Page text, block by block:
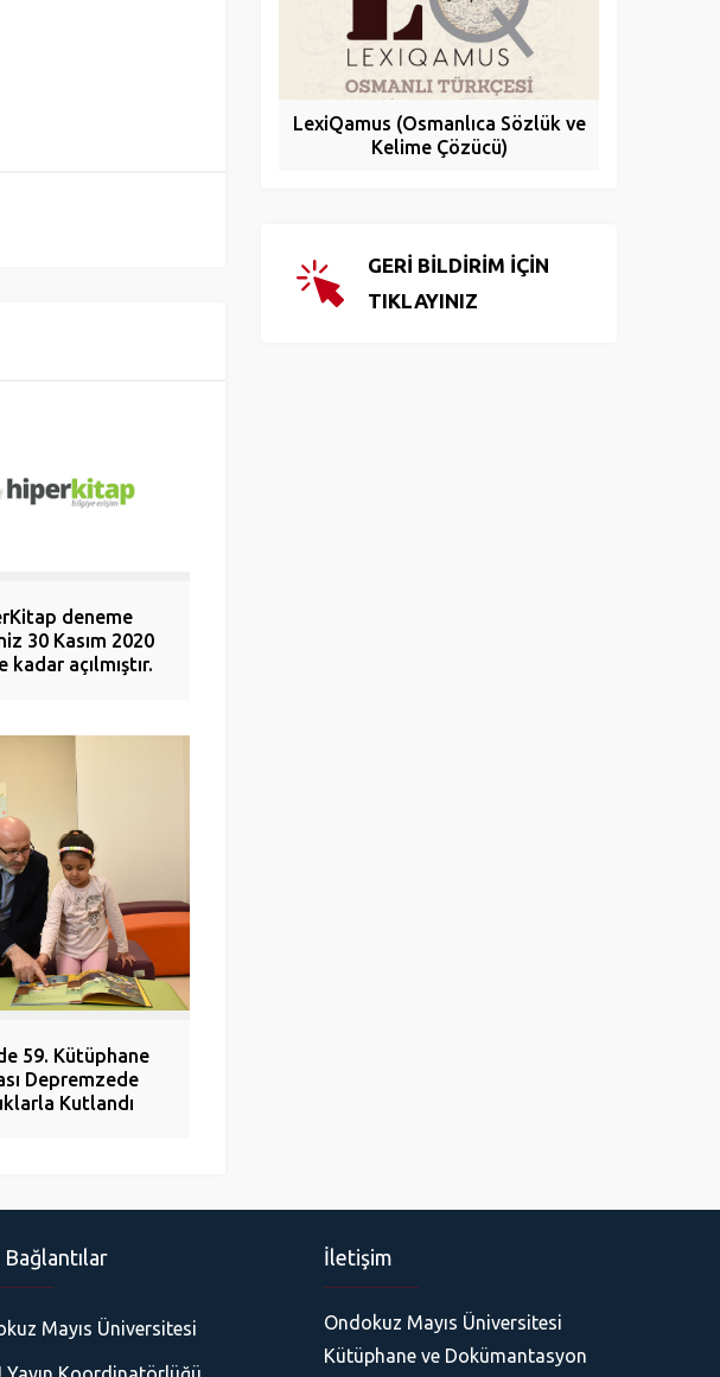
deneme
30 Kasım 2020
kadar açılmıştır.
59. Kütüphane
Depremzede
Kutlandı
LexiQamus (Osmanlıca Sözlük ve
Kelime Çözücü)
GERİ BİLDİRİM İÇİN
TIKLAYINIZ
Bağlantılar
Mayıs Üniversitesi
İletişim
Ondokuz Mayıs Üniversitesi
Kütüphane ve Dokümantasyon